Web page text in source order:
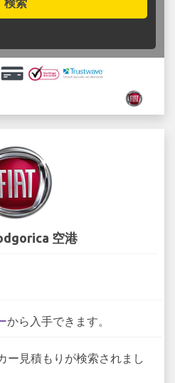
検索
空港
から入手できます。
ー見積もりが検索されまし